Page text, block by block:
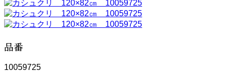
品番
10059725